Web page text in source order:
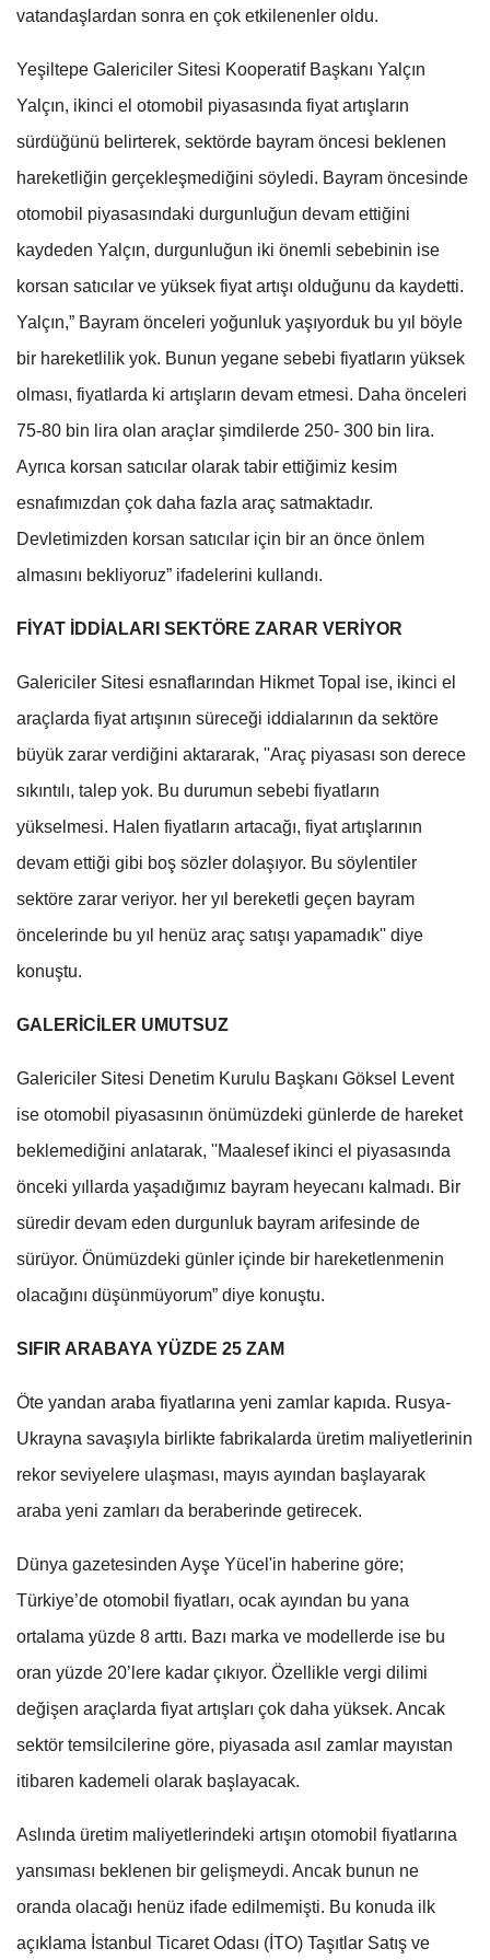
vatandaşlardan sonra en çok etkilenenler oldu.
Yeşiltepe Galericiler Sitesi Kooperatif Başkanı Yalçın
Yalçın, ikinci el otomobil piyasasında fiyat artışların
sürdüğünü belirterek, sektörde bayram öncesi beklenen
hareketliğin gerçekleşmediğini söyledi. Bayram öncesinde
otomobil piyasasındaki durgunluğun devam ettiğini
kaydeden Yalçın, durgunluğun iki önemli sebebinin ise
korsan satıcılar ve yüksek fiyat artışı olduğunu da kaydetti.
Yalçın,” Bayram önceleri yoğunluk yaşıyorduk bu yıl böyle
bir hareketlilik yok. Bunun yegane sebebi fiyatların yüksek
olması, fiyatlarda ki artışların devam etmesi. Daha önceleri
75-80 bin lira olan araçlar şimdilerde 250- 300 bin lira.
Ayrıca korsan satıcılar olarak tabir ettiğimiz kesim
esnafımızdan çok daha fazla araç satmaktadır.
Devletimizden korsan satıcılar için bir an önce önlem
almasını bekliyoruz” ifadelerini kullandı.
FİYAT İDDİALARI SEKTÖRE ZARAR VERİYOR
Galericiler Sitesi esnaflarından Hikmet Topal ise, ikinci el
araçlarda fiyat artışının süreceği iddialarının da sektöre
büyük zarar verdiğini aktararak, ''Araç piyasası son derece
sıkıntılı, talep yok. Bu durumun sebebi fiyatların
yükselmesi. Halen fiyatların artacağı, fiyat artışlarının
devam ettiği gibi boş sözler dolaşıyor. Bu söylentiler
sektöre zarar veriyor. her yıl bereketli geçen bayram
öncelerinde bu yıl henüz araç satışı yapamadık'' diye
konuştu.
GALERİCİLER UMUTSUZ
Galericiler Sitesi Denetim Kurulu Başkanı Göksel Levent
ise otomobil piyasasının önümüzdeki günlerde de hareket
beklemediğini anlatarak, ''Maalesef ikinci el piyasasında
önceki yıllarda yaşadığımız bayram heyecanı kalmadı. Bir
süredir devam eden durgunluk bayram arifesinde de
sürüyor. Önümüzdeki günler içinde bir hareketlenmenin
olacağını düşünmüyorum” diye konuştu.
SIFIR ARABAYA YÜZDE 25 ZAM
Öte yandan araba fiyatlarına yeni zamlar kapıda. Rusya-
Ukrayna savaşıyla birlikte fabrikalarda üretim maliyetlerinin
rekor seviyelere ulaşması, mayıs ayından başlayarak
araba yeni zamları da beraberinde getirecek.
Dünya gazetesinden Ayşe Yücel'in haberine göre;
Türkiye’de otomobil fiyatları, ocak ayından bu yana
ortalama yüzde 8 arttı. Bazı marka ve modellerde ise bu
oran yüzde 20’lere kadar çıkıyor. Özellikle vergi dilimi
değişen araçlarda fiyat artışları çok daha yüksek. Ancak
sektör temsilcilerine göre, piyasada asıl zamlar mayıstan
itibaren kademeli olarak başlayacak.
Aslında üretim maliyetlerindeki artışın otomobil fiyatlarına
yansıması beklenen bir gelişmeydi. Ancak bunun ne
oranda olacağı henüz ifade edilmemişti. Bu konuda ilk
açıklama İstanbul Ticaret Odası (İTO) Taşıtlar Satış ve